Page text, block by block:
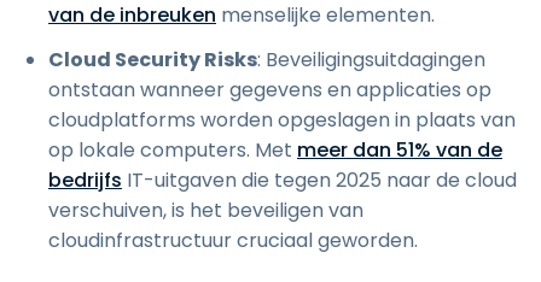
van de inbreuken menselijke elementen.
Cloud Security Risks: Beveiligingsuitdagingen
ontstaan wanneer gegevens en applicaties op
cloudplatforms worden opgeslagen in plaats van
op lokale computers. Met meer dan 51% van de
bedrijfs IT-uitgaven die tegen 2025 naar de cloud
verschuiven, is het beveiligen van
cloudinfrastructuur cruciaal geworden.